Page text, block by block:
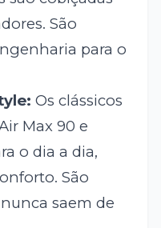
São
para o
Os clássicos
Max 90 e
o dia a dia,
São
saem de